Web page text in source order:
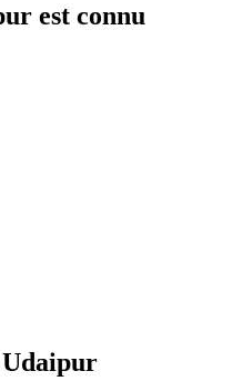
est connu
Udaipur